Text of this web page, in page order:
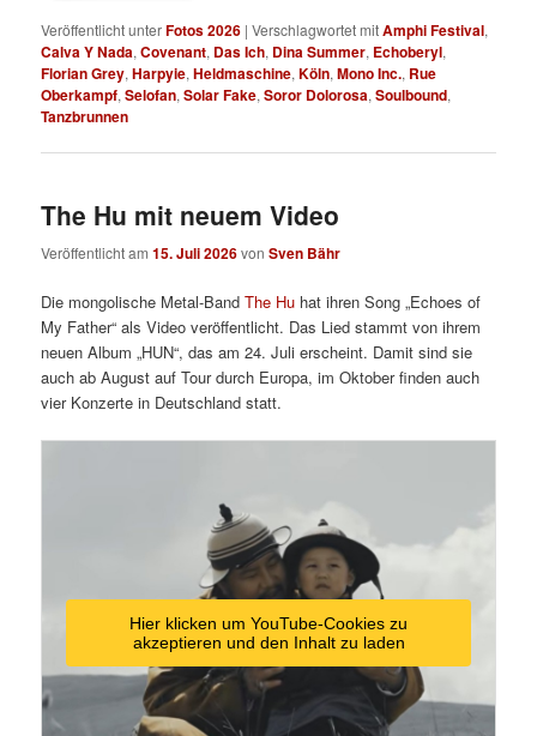
Veröffentlicht unterFotos 2026 |Verschlagwortet mitAmphi Festival,
Calva Y Nada,Covenant, Das Ich, Dina Summer, Echoberyl,
Florian Grey,Harpyie,Heldmaschine,Köln,Mono Inc., Rue
Oberkampf,Selofan,Solar Fake,Soror Dolorosa,Soulbound,
Tanzbrunnen
The Hu mit neuem Video
Veröffentlicht am15. Juli 2026vonSven Bähr
Die mongolische Metal-BandThe Hu hat ihren Song „Echoes of
My Father“ als Video veröffentlicht. Das Lied stammt von ihrem
neuen Album „HUN“, das am 24. Juli erscheint. Damit sind sie
auch ab August auf Tour durch Europa, im Oktober finden auch
vier Konzerte in Deutschland statt.
Hier klicken um YouTube-Cookies zu
akzeptieren und den Inhalt zu laden